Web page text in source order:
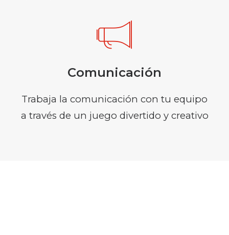
Comunicación
Trabaja la comunicación con tu equipo
a través de un juego divertido y creativo